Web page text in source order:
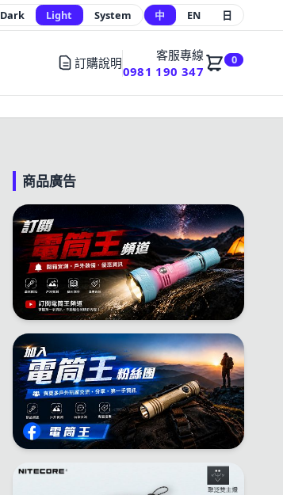
Dark Light System 中 EN 日
訂購說明
客服專線
0981 190 347
0
商品廣告